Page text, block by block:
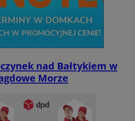
nad Bałtykiem w
Morze